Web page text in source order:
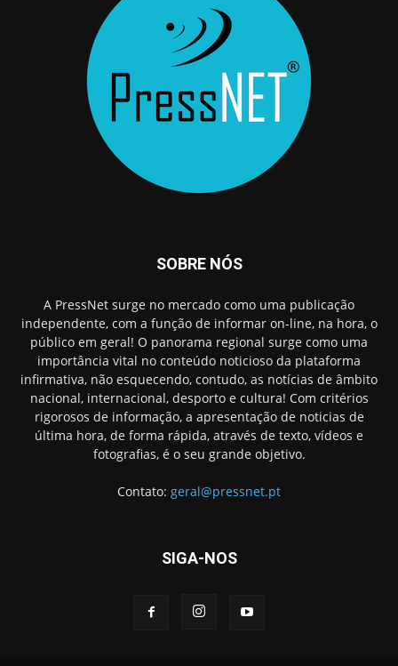
SOBRE NÓS
A PressNet surge no mercado como uma publicação
independente, com a função de informar on-line, na hora, o
público em geral! O panorama regional surge como uma
importância vital no conteúdo noticioso da plataforma
infirmativa, não esquecendo, contudo, as notícias de âmbito
nacional, internacional, desporto e cultura! Com critérios
rigorosos de informação, a apresentação de noticias de
última hora, de forma rápida, através de texto, vídeos e
fotografias, é o seu grande objetivo.
Contato: geral@pressnet.pt
SIGA-NOS